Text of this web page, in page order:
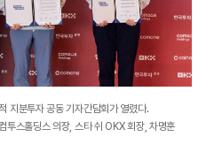
지분투자 공동 기자간담회가 열렸다.
투스홀딩스 의장, 스타 쉬 OKX 회장, 차명훈